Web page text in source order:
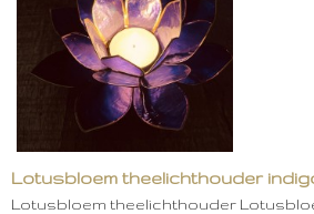
Lotusbloem theelichthouder
Lotusbloem theelichthouder